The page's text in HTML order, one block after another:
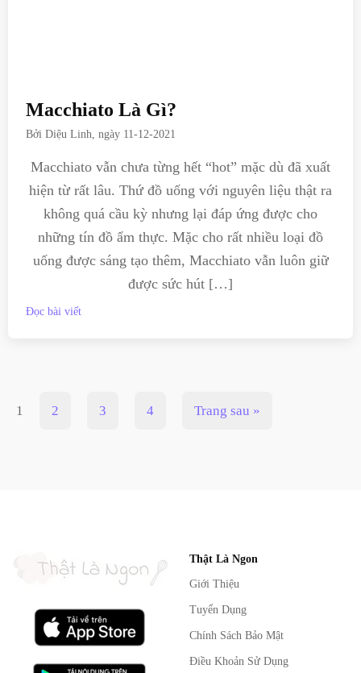
Macchiato Là Gì?
BởiDiệu Linh , ngày 11-12-2021
Macchiato vẫn chưa từng hết “hot” mặc dù đã xuất
hiện từ rất lâu. Thứ đồ uống với nguyên liệu thật ra
không quá cầu kỳ nhưng lại đáp ứng được cho
những tín đồ ẩm thực. Mặc cho rất nhiều loại đồ
uống được sáng tạo thêm, Macchiato vẫn luôn giữ
được sức hút […]
Đọc bài viết
1 2 3 4 Trang sau »
Thật Là Ngon
Giới Thiệu
Tuyển Dụng
Chính Sách Bảo Mật
Điều Khoản Sử Dụng